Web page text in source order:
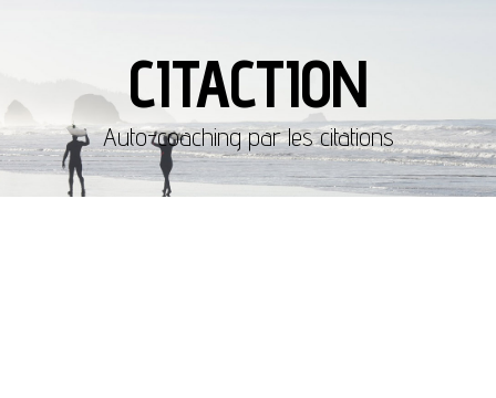
CITACTION
Auto-coaching par les citations